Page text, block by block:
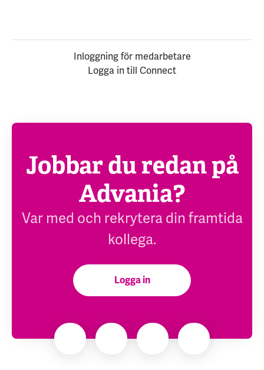
Inloggning för medarbetare
Logga in till Connect
Jobbar du redan på
Advania?
Var med och rekrytera din framtida
kollega.
Logga in